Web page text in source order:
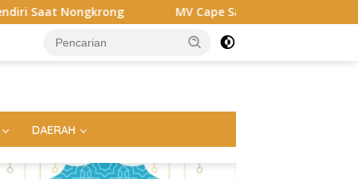
MV Cape San Juan Sandar di Pelabuhan Panjang,
DAERAH